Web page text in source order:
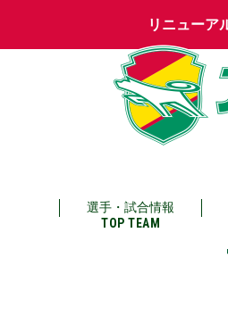
リニューア
選手・試合情報
TOP TEAM